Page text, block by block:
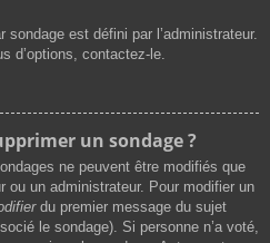
sondage est défini par l’administrateur.
d’options, contactez-le.
un sondage ?
ne peuvent être modifiés que
ou un administrateur. Pour modifier un
du premier message du sujet
le sondage). Si personne n’a voté,